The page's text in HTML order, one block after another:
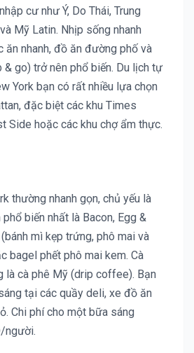
cư như Ý, Do Thái, Trung
Mỹ Latin. Nhịp sống nhanh
ăn nhanh, đồ ăn đường phố và
& go) trở nên phổ biến. Du lịch tự
York bạn có rất nhiều lựa chọn
đặc biệt các khu Times
Side hoặc các khu chợ ẩm thực.
thường nhanh gọn, chủ yếu là
biến nhất là Bacon, Egg &
mì kẹp trứng, phô mai và
bagel phết phô mai kem. Cà
là cà phê Mỹ (drip coffee). Bạn
tại các quầy deli, xe đồ ăn
Chi phí cho một bữa sáng
người.